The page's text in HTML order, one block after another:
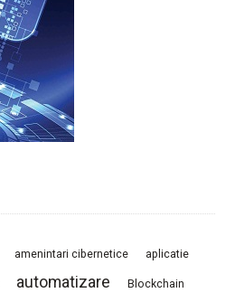
amenintari cibernetice aplicatie
automatizare Blockchain